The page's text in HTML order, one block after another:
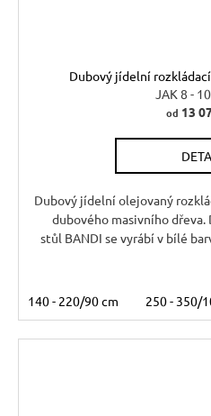
Dubový jídelní
JAK 8 -
od 13
Dubový jídelní olejovaný
dubového masivního
stůl BANDI se vyrábí v bílé
140 - 220/90 cm 250 - 350/